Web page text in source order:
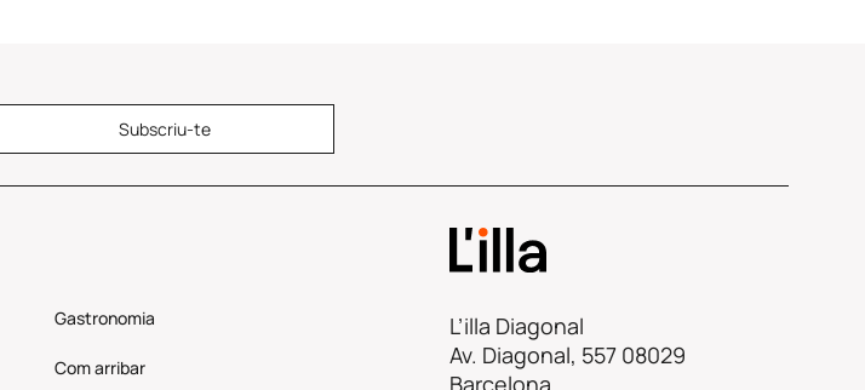
Subscriu-te
Gastronomia
Comarribar
L’illa Diagonal
Av. Diagonal, 557 08029